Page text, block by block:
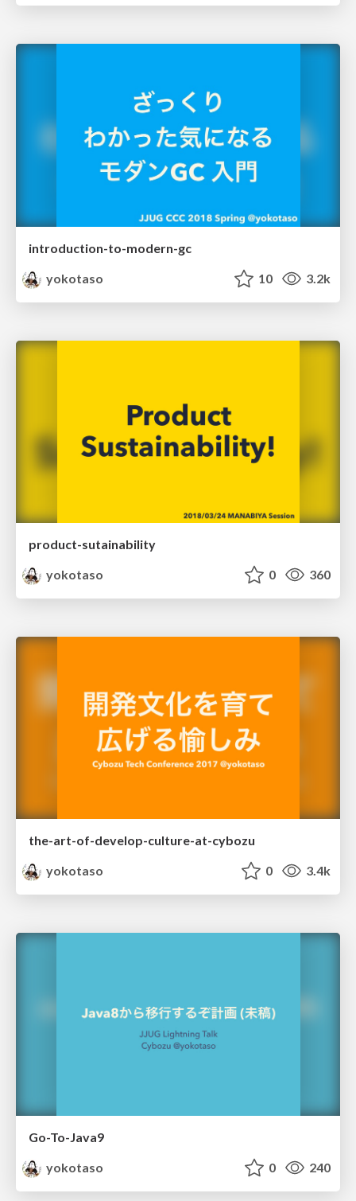
introduction-to-modern-gc
yokotaso
10 3.2k
product-sutainability
yokotaso
0 360
the-art-of-develop-culture-at-cybozu
yokotaso
0 3.4k
Go-To-Java9
yokotaso
0 240